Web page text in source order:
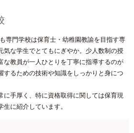
専門学校は保育士・幼稚園教諭を目指す専
気な学生でとてもにぎやか。少人数制の授
な教員が一人ひとりを丁寧に指導するのが
するための技術や知識をしっかりと身につ
に手厚く、特に資格取得に関しては保育現
に紹介しています。